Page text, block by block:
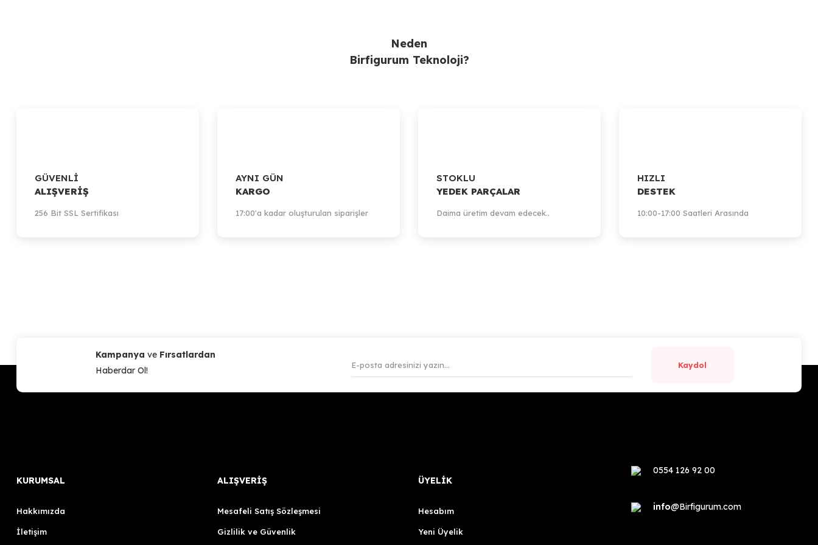
Neden
Birfigurum Teknoloji?
GÜVENLİ
ALIŞVERİŞ
256 Bit SSL Sertifikası
AYNI GÜN
KARGO
17:00'a kadar oluşturulan siparişler
STOKLU
YEDEK PARÇALAR
Daima üretim devam edecek..
HIZLI
DESTEK
10:00-17:00 Saatleri Arasında
Kampanya ve Fırsatlardan
Haberdar Ol!
Kaydol
KURUMSAL
Hakkımızda
İletişim
ALIŞVERİŞ
Mesafeli Satış Sözleşmesi
Gizlilik ve Güvenlik
ÜYELİK
Hesabım
Yeni Üyelik
0554 126 92 00
info@Birfigurum.com